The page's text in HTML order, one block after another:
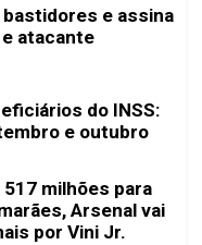
e assina
atacante
do INSS:
e outubro
milhões para
Arsenal vai
por Vini Jr.